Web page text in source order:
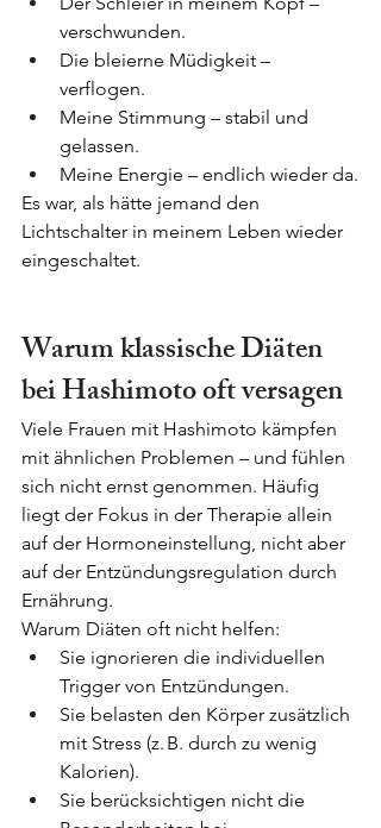
verschwunden.
Die bleierne Müdigkeit –
verflogen.
Meine Stimmung – stabil und
gelassen.
Meine Energie – endlich wieder da.
Es war, als hätte jemand den
Lichtschalter in meinem Leben wieder
eingeschaltet.
Warum klassische Diäten
bei Hashimoto oft versagen
Viele Frauen mit Hashimoto kämpfen
mit ähnlichen Problemen – und fühlen
sich nicht ernst genommen. Häufig
liegt der Fokus in der Therapie allein
auf der Hormoneinstellung, nicht aber
auf der Entzündungsregulation durch
Ernährung.
Warum Diäten oft nicht helfen:
Sie ignorieren die individuellen
Trigger von Entzündungen.
Sie belasten den Körper zusätzlich
mit Stress (z. B. durch zu wenig
Kalorien).
Sie berücksichtigen nicht die